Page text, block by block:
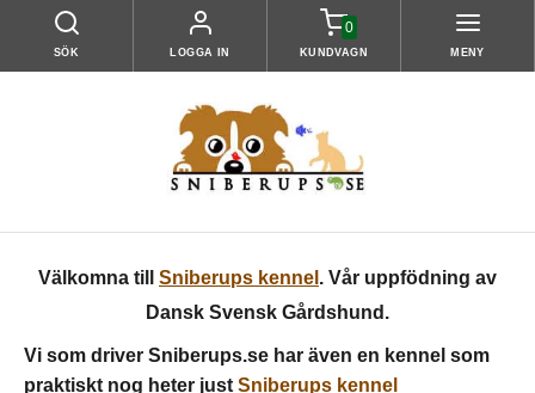
SÖK LOGGA IN
0
KUNDVAGN MENY
Välkomna till Sniberups kennel . Vår uppfödning av
Dansk Svensk Gårdshund.
Vi som driver Sniberups.se har även en kennel som
praktiskt nog heter just Sniberups kennel